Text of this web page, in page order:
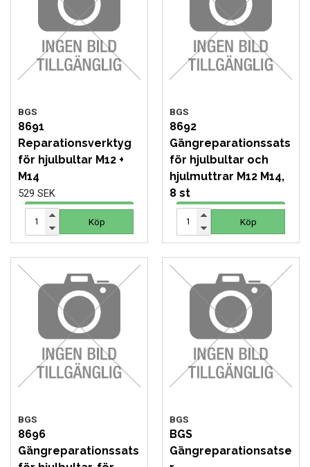
BGS
8691
Reparationsverktyg
för hjulbultar M12 +
M14
529 SEK
Köp
BGS
8692
Gängreparationssats
för hjulbultar och
hjulmuttrar M12 M14,
8 st
598 SEK
Köp
BGS
8696
Gängreparationssats
BGS
BGS
Gängreparationsatse